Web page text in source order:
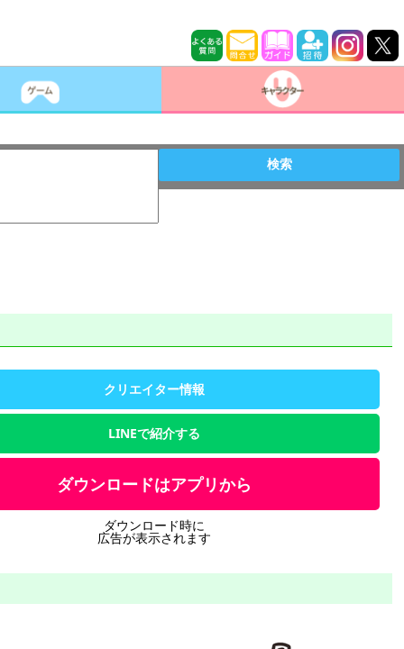
検索
クリエイター情報
LINEで紹介する
ダウンロードはアプリから
ダウンロード時に
広告が表示されます